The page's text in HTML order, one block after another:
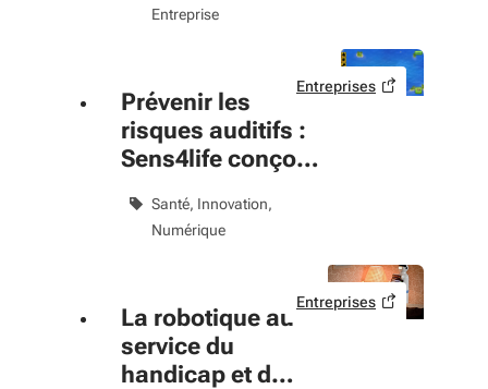
Entreprise
Prévenir les
risques auditifs :
Sens4life conçoit
numérique
Santé Innovation
Numérique
Entreprises
La robotique au
service du
handicap et de
Entreprises